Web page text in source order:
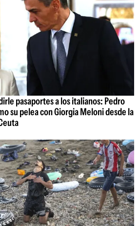
pasaportes a los italianos: Pedro
su pelea con Giorgia Meloni desde la